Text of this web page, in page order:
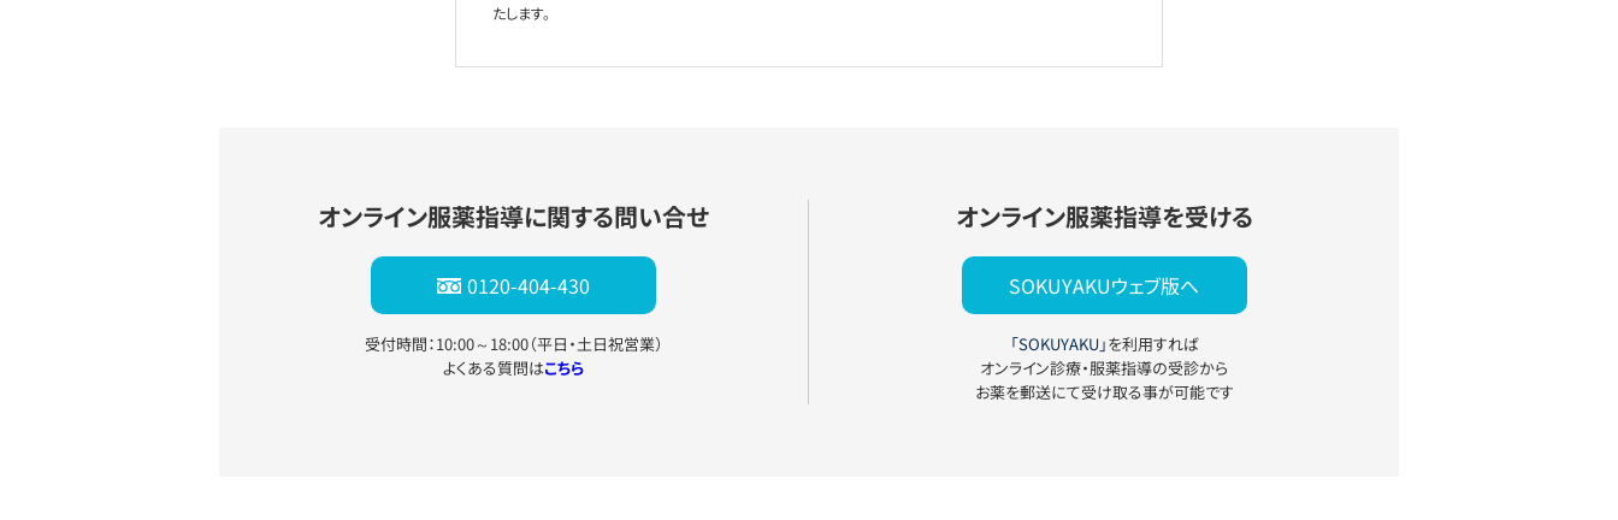
たします。
オンライン服薬指導に関する問い合せ
0120-404-430
受付時間：10:00～18:00（平日・土日祝営業）
よくある質問はこちら
オンライン服薬指導を受ける
SOKUYAKUウェブ版へ
「SOKUYAKU」を利用すれば
オンライン診療・服薬指導の受診から
お薬を郵送にて受け取る事が可能です